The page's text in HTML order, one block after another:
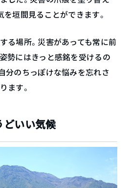
を垣間見ることができます。
る場所。災害があっても常に前
勢にはきっと感銘を受けるの
分のちっぽけな悩みを忘れさ
ます。
どいい気候